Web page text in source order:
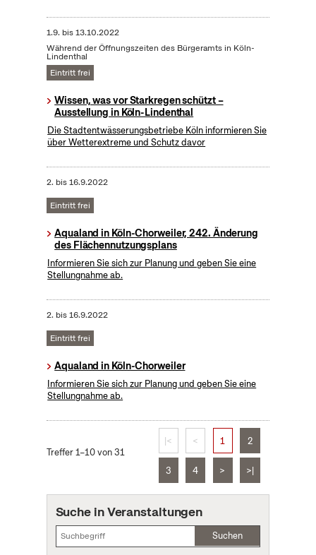
1.9. bis13.10.2022
Während der Öffnungszeiten des Bürgeramts in Köln-
Lindenthal
Eintritt frei
Wissen, was vor Starkregen schützt –
Ausstellung in Köln-Lindenthal
Die Stadtentwässerungsbetriebe Köln informieren Sie
über Wetterextreme und Schutz davor
2. bis16.9.2022
Eintritt frei
Aqualand in Köln-Chorweiler, 242. Änderung
des Flächennutzungsplans
Informieren Sie sich zur Planung und geben Sie eine
Stellungnahme ab.
2. bis16.9.2022
Eintritt frei
Aqualand in Köln-Chorweiler
Informieren Sie sich zur Planung und geben Sie eine
Stellungnahme ab.
Treffer 1–10 von 31
|< < 1 2
3 4 > >|
Suche in Veranstaltungen
Suchen